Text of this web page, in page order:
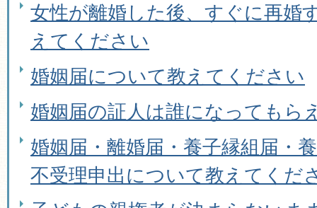
女性が離婚した後、すぐに再婚
えてください
婚姻届について教えてください
婚姻届の証人は誰になってもら
婚姻届・離婚届・養子縁組届・
不受理申出について教えてくだ